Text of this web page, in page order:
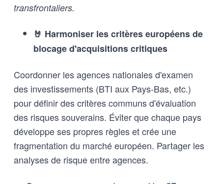
transfrontaliers.
🤘 Harmoniser les critères européens de
blocage d'acquisitions critiques
Coordonner les agences nationales d'examen
des investissements (BTI aux Pays-Bas, etc.)
pour définir des critères communs d'évaluation
des risques souverains. Éviter que chaque pays
développe ses propres règles et crée une
fragmentation du marché européen. Partager les
analyses de risque entre agences.